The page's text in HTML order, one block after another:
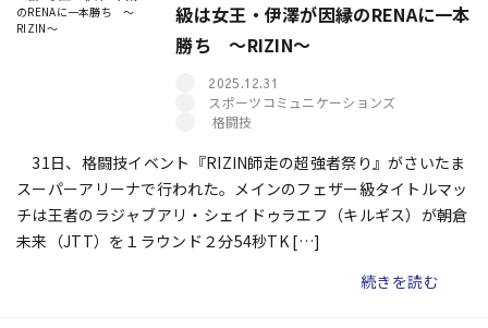
級は女王・伊澤が因縁のRENAに一本
勝ち 〜RIZIN〜
2025.12.31
スポーツコミュニケーションズ
格闘技
31日、格闘技イベント『RIZIN師走の超強者祭り』がさいたま
スーパーアリーナで行われた。メインのフェザー級タイトルマッ
チは王者のラジャブアリ・シェイドゥラエフ（キルギス）が朝倉
未来（JTT）を１ラウンド２分54秒TK […]
続きを読む